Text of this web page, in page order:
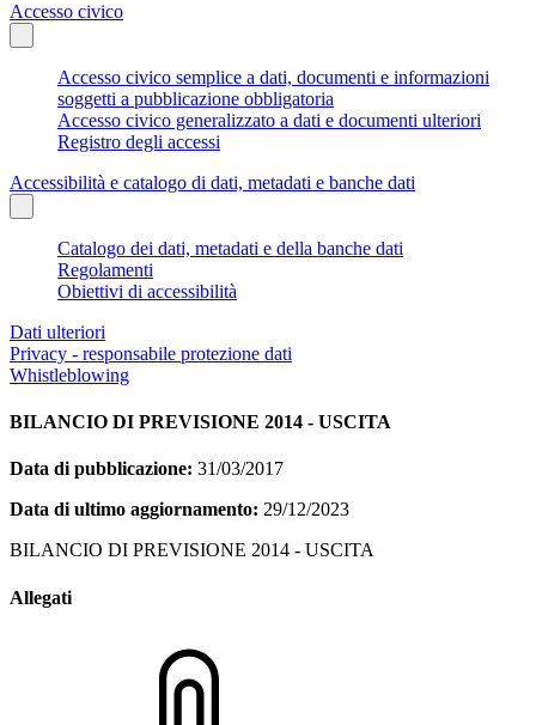
Accesso civico
Accesso civico semplice a dati, documenti e informazioni
soggetti a pubblicazione obbligatoria
Accesso civico generalizzato a dati e documenti ulteriori
Registro degli accessi
Accessibilità e catalogo di dati, metadati e banche dati
Catalogo dei dati, metadati e della banche dati
Regolamenti
Obiettivi di accessibilità
Dati ulteriori
Privacy - responsabile protezione dati
Whistleblowing
BILANCIO DI PREVISIONE 2014 - USCITA
Data di pubblicazione: 31/03/2017
Data di ultimo aggiornamento: 29/12/2023
BILANCIO DI PREVISIONE 2014 - USCITA
Allegati